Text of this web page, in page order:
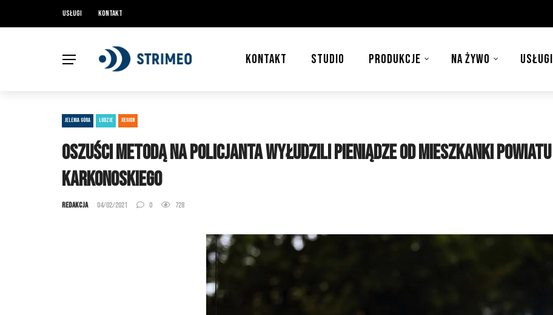
Usługi Kontakt
KONTAKT STUDIO PRODUKCJE NA ŻYWO USŁUGI
JELENIA GÓRA LUDZIE REGION
Oszuści metodą na policjanta wyłudzili pieniądze od mieszkanki powiatu
karkonoskiego
Redakcja 04/02/2021 0 728